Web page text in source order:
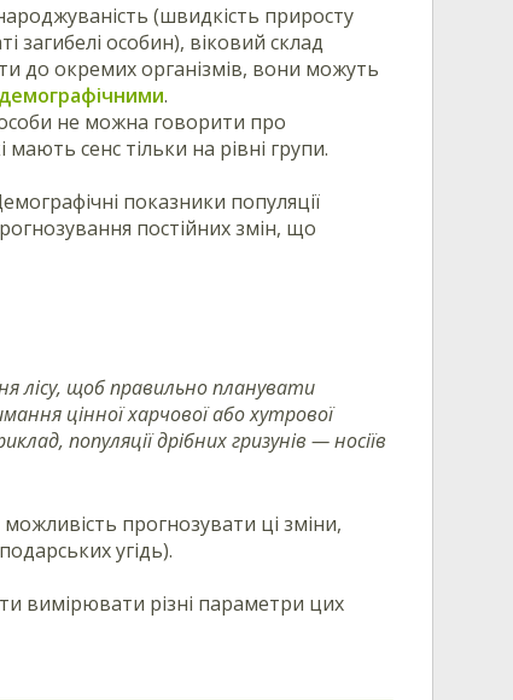
(швидкість приросту
загибелі особин), віковий склад
до окремих організмів, вони можуть
демографічними.
не можна говорити про
сенс тільки на рівні групи.
показники популяції
постійних змін, що
лісу, щоб правильно планувати
цінної харчової або хутрової
популяції дрібних гризунів — носіїв
прогнозувати ці зміни,
угідь).
вимірювати різні параметри цих